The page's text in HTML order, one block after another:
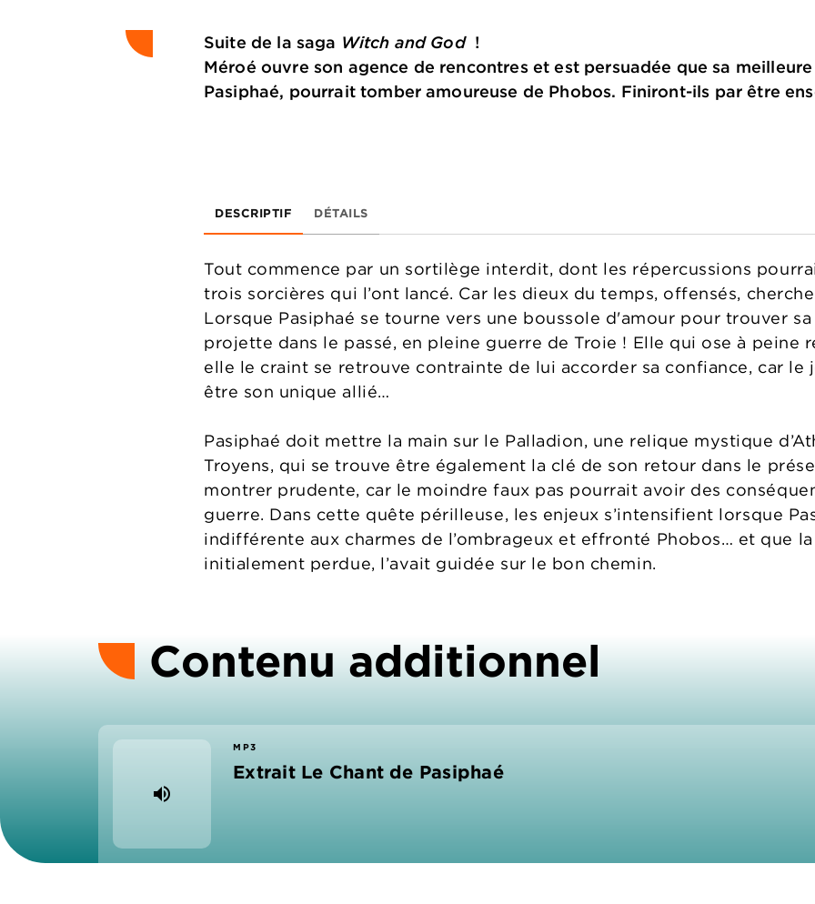
Suite de la saga Witch and God!
Méroé ouvre son agence de rencontres et est persuadée que sa
Pasiphaé, pourrait tomber amoureuse de Phobos. Finiront-ils par être
DESCRIPTIF DÉTAILS
Tout commence par un sortilège interdit, dont les répercussions
trois sorcières qui l’ont lancé. Car les dieux du temps, offensés,
Lorsque Pasiphaé se tourne vers une boussole d'amour pour trouver
projette dans le passé, en pleine guerre de Troie ! Elle qui ose à peine
elle le craint se retrouve contrainte de lui accorder sa confiance, car
être son unique allié…
Pasiphaé doit mettre la main sur le Palladion, une relique mystique
Troyens, qui se trouve être également la clé de son retour dans le
montrer prudente, car le moindre faux pas pourrait avoir des
guerre. Dans cette quête périlleuse, les enjeux s’intensifient lorsque
indifférente aux charmes de l’ombrageux et effronté Phobos… et que
initialement perdue, l’avait guidée sur le bon chemin.
Contenu additionnel
volume_up
MP3
Extrait Le Chant de Pasiphaé